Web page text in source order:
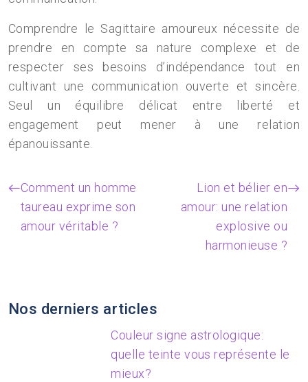
Comprendre le Sagittaire amoureux nécessite de
prendre en compte sa nature complexe et de
respecter ses besoins d’indépendance tout en
cultivant une communication ouverte et sincère.
Seul un équilibre délicat entre liberté et
engagement peut mener à une relation
épanouissante.
Comment un homme
taureau exprime son
amour véritable ?
Lion et bélier en
amour: une relation
explosive ou
harmonieuse ?
Nos derniers articles
Couleur signe astrologique:
quelle teinte vous représente le
mieux?